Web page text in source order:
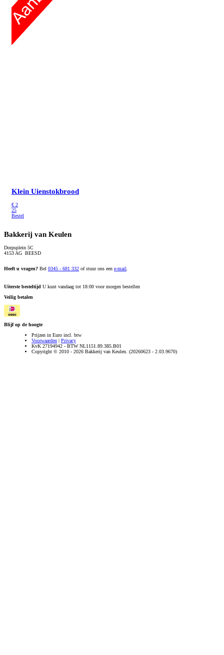
Klein Uienstokbrood
€ 2
25
Bestel
Bakkerij van Keulen
Dorpsplein 5C
4153 AG BEESD
Heeft u vragen? Bel 0345 - 681 332 of stuur ons een e-mail.
Uiterste besteltijd U kunt vandaag tot 18:00 voor morgen bestellen
Veilig betalen
Blijf op de hoogte
Prijzen in Euro incl. btw
Voorwaarden | Privacy
KvK 27194942 - BTW NL1151.89.385.B01
Copyright © 2010 - 2026 Bakkerij van Keulen. (20260623 - 2.03.9670)